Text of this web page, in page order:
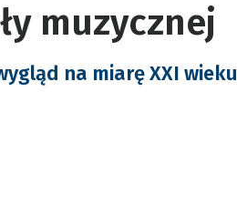
muzycznej
na miarę XXI wieku